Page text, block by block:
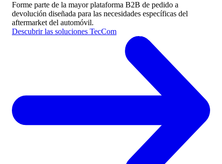
Forme parte de la mayor plataforma B2B de pedido a
devolución diseñada para las necesidades específicas del
aftermarket del automóvil.
Descubrir las soluciones TecCom